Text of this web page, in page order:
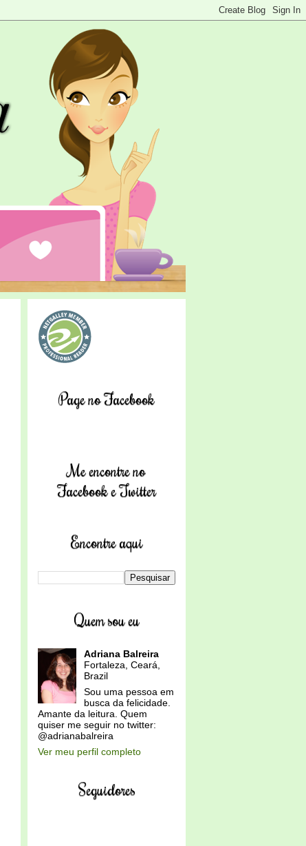
Page no Facebook
Me encontre no
Facebook e Twitter
Encontre aqui
Quem sou eu
Adriana Balreira
Fortaleza, Ceará,
Brazil
Sou uma pessoa em
busca da felicidade.
Amante da leitura. Quem
quiser me seguir no twitter:
@adrianabalreira
Ver meu perfil completo
Seguidores